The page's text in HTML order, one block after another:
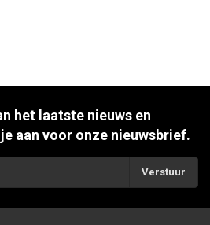
het laatste nieuws en
aan voor onze nieuwsbrief.
Verstuur